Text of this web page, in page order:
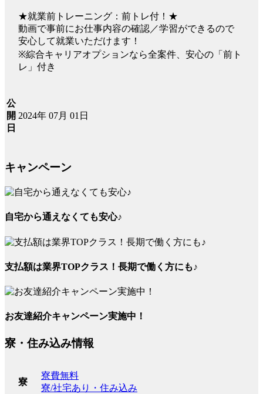
★就業前トレーニング：前トレ付！★
動画で事前にお仕事内容の確認／学習ができるので
安心して就業いただけます！
※綜合キャリアオプションなら全案件、安心の「前ト
レ」付き
公
開
日
2024年 07月 01日
キャンペーン
自宅から通えなくても安心♪
支払額は業界TOPクラス！長期で働く方にも♪
お友達紹介キャンペーン実施中！
寮・住み込み情報
寮
寮費無料
寮/社宅あり・住み込み